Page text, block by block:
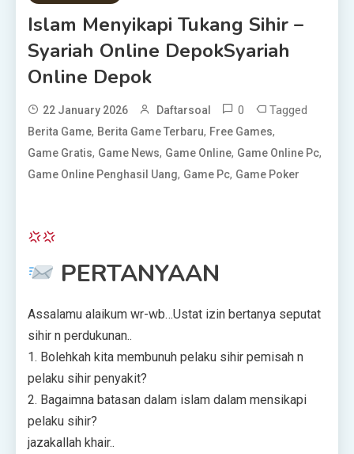
Islam Menyikapi Tukang Sihir –
Syariah Online DepokSyariah
Online Depok
22 January 2026 Daftarsoal 0 Tagged
Berita Game, Berita Game Terbaru, Free Games,
Game Gratis, Game News, Game Online, Game Online Pc,
Game Online Penghasil Uang, Game Pc, Game Poker
PERTANYAAN
Assalamu alaikum wr-wb…Ustat izin bertanya seputat
sihir n perdukunan..
1. Bolehkah kita membunuh pelaku sihir pemisah n
pelaku sihir penyakit?
2. Bagaimna batasan dalam islam dalam mensikapi
pelaku sihir?
jazakallah khair..